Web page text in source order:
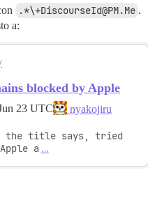
.*\+DiscourseId@PM.Me .
a:
blocked by Apple
23 UTC nyakojiru
the title says, tried
a …